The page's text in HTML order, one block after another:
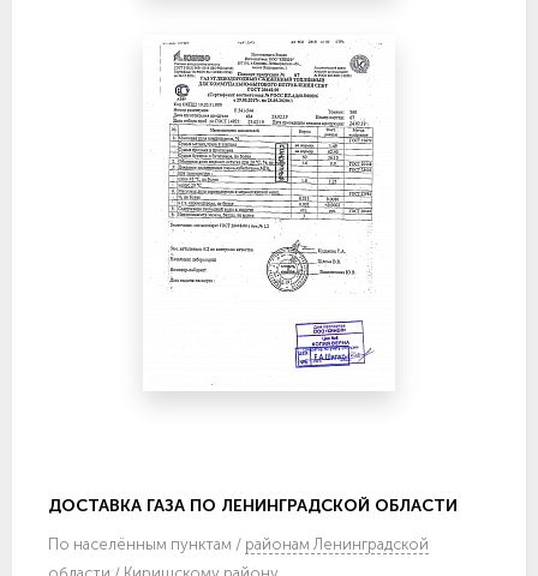
ДОСТАВКА ГАЗА ПО ЛЕНИНГРАДСКОЙ ОБЛАСТИ
По населённым пунктам / районам Ленинградской